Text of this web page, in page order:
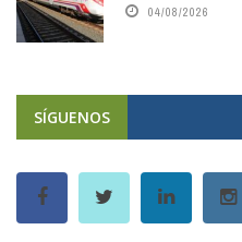
04/08/2026
SÍGUENOS